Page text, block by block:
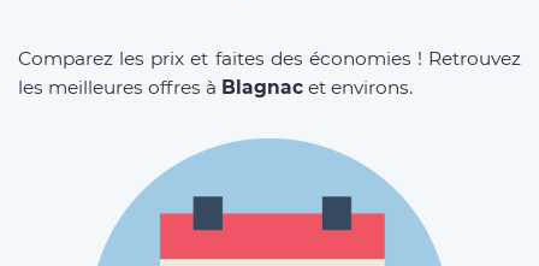
Comparez les prix et faites des économies ! Retrouvez
les meilleures offres à Blagnac et environs.